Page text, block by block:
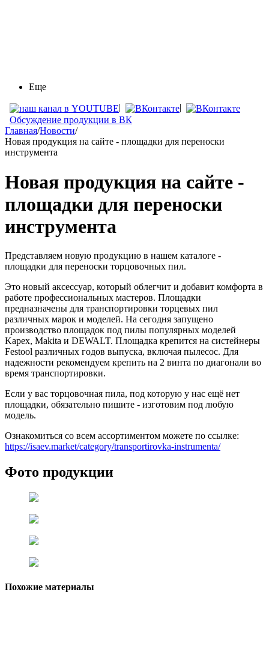
Еще
|
|
Обсуждение продукции в ВК
Главная/Новости/
Новая продукция на сайте - площадки для переноски
инструмента​
Новая продукция на сайте -
площадки для переноски
инструмента​
Представляем новую продукцию в нашем каталоге -
площадки для переноски торцовочных пил.
Это новый аксессуар, который облегчит и добавит комфорта в
работе профессиональных мастеров. Площадки
предназначены для транспортировки торцевых пил
различных марок и моделей. На сегодня запущено
производство площадок под пилы популярных моделей
Kapex, Makita и DEWALT. Площадка крепится на систейнеры
Festool различных годов выпуска, включая пылесос. Для
надежности рекомендуем крепить на 2 винта по диагонали во
время транспортировки.
Если у вас торцовочная пила, под которую у нас ещё нет
площадки, обязательно пишите - изготовим под любую
модель.
Ознакомиться со всем ассортиментом можете по ссылке:
https://isaev.market/category/transportirovka-instrumenta/
Фото продукции
Похожие материалы